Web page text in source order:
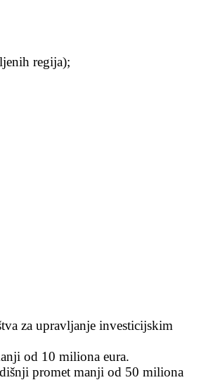
regija);
za upravljanje investicijskim
od 10 miliona eura.
promet manji od 50 miliona